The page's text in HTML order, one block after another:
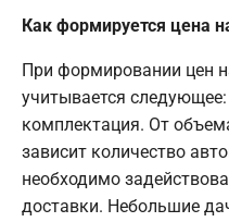
Как формируется цена
При формировании цен
учитывается
комплектация. От
зависит количество
необходимо
доставки. Небольшие